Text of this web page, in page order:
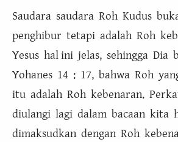
Saudara saudara Roh Kudus
penghibur tetapi adalah Roh
Yesus hal ini jelas, sehingga Dia
Yohanes 14 : 17, bahwa Roh
itu adalah Roh kebenaran.
diulangi lagi dalam bacaan kita
dimaksudkan dengan Roh